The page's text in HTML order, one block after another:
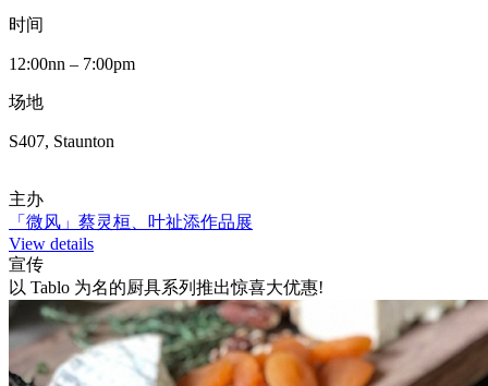
时间
12:00nn – 7:00pm
场地
S407, Staunton
主办
「微风」蔡灵桓、叶祉添作品展
View details
宣传
以 Tablo 为名的厨具系列推出惊喜大优惠!